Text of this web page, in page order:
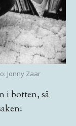
Jonny Zaar
i botten, så